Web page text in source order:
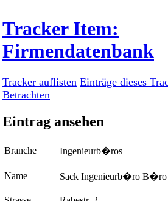
Tracker Item:
Firmendatenbank
Tracker auflisten Einträge dieses
Betrachten
Eintrag ansehen
Branche Ingenieurb�ros
Name Sack Ingenieurb�ro